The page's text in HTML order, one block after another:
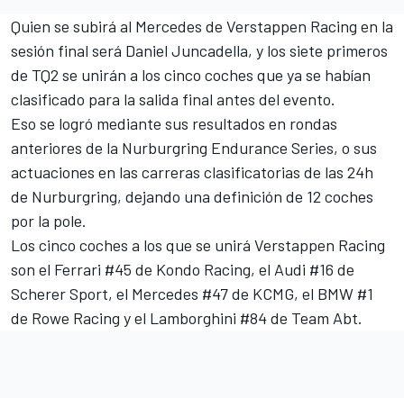
Quien se subirá al Mercedes de Verstappen Racing en la
sesión final será Daniel Juncadella, y los siete primeros
de TQ2 se unirán a los cinco coches que ya se habían
clasificado para la salida final antes del evento.
Eso se logró mediante sus resultados en rondas
anteriores de la Nurburgring Endurance Series, o sus
actuaciones en las carreras clasificatorias de las 24h
de Nurburgring, dejando una definición de 12 coches
por la pole.
Los cinco coches a los que se unirá Verstappen Racing
son el Ferrari #45 de Kondo Racing, el Audi #16 de
Scherer Sport, el Mercedes #47 de KCMG, el BMW #1
de Rowe Racing y el Lamborghini #84 de Team Abt.